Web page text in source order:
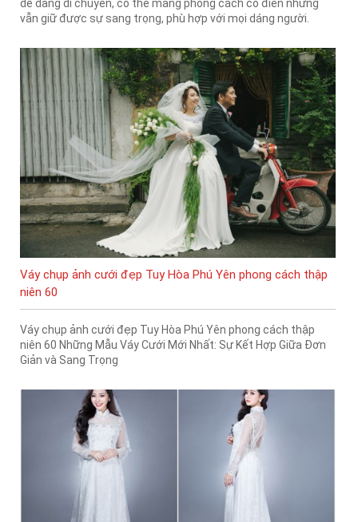
dễ dàng di chuyển, có thể mang phong cách cổ điển nhưng
vẫn giữ được sự sang trọng, phù hợp với mọi dáng người.
Váy chụp ảnh cưới đẹp Tuy Hòa Phú Yên phong cách thập
niên 60
Váy chụp ảnh cưới đẹp Tuy Hòa Phú Yên phong cách thập
niên 60 Những Mẫu Váy Cưới Mới Nhất: Sự Kết Hợp Giữa Đơn
Giản và Sang Trọng